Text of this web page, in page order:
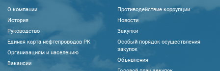
О компании
История
Руководство
Единая карта нефтепроводов РК
Организациям и населению
Вакансии
Противодействие коррупции
Новости
Закупки
Особый порядок осуществления
закупок
Объявления